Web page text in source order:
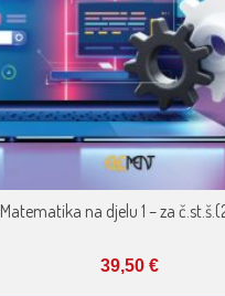
Matematika na djelu 1 – za
39,50 €